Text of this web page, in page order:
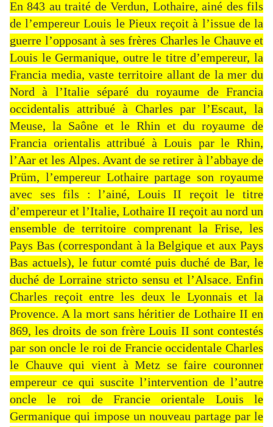
En 843 au traité de Verdun, Lothaire, ainé des fils
de l’empereur Louis le Pieux reçoit à l’issue de la
guerre l’opposant à ses frères Charles le Chauve et
Louis le Germanique, outre le titre d’empereur, la
Francia media, vaste territoire allant de la mer du
Nord à l’Italie séparé du royaume de Francia
occidentalis attribué à Charles par l’Escaut, la
Meuse, la Saône et le Rhin et du royaume de
Francia orientalis attribué à Louis par le Rhin,
l’Aar et les Alpes. Avant de se retirer à l’abbaye de
Prüm, l’empereur Lothaire partage son royaume
avec ses fils : l’ainé, Louis II reçoit le titre
d’empereur et l’Italie, Lothaire II reçoit au nord un
ensemble de territoire comprenant la Frise, les
Pays Bas (correspondant à la Belgique et aux Pays
Bas actuels), le futur comté puis duché de Bar, le
duché de Lorraine stricto sensu et l’Alsace. Enfin
Charles reçoit entre les deux le Lyonnais et la
Provence. A la mort sans héritier de Lothaire II en
869, les droits de son frère Louis II sont contestés
par son oncle le roi de Francie occidentale Charles
le Chauve qui vient à Metz se faire couronner
empereur ce qui suscite l’intervention de l’autre
oncle le roi de Francie orientale Louis le
Germanique qui impose un nouveau partage par le